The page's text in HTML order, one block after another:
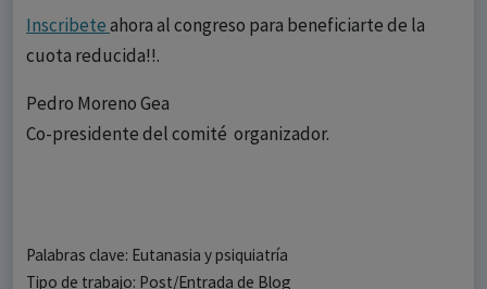
Inscribeteahora al congreso para beneficiarte de la
cuota reducida!!.
Pedro Moreno Gea
Co-presidente del comité organizador.
Palabras clave: Eutanasia y psiquiatría
Tipo de trabajo: Post/Entrada de Blog